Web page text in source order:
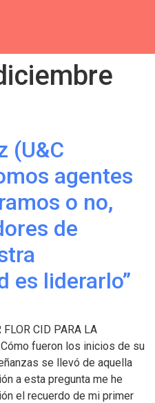
(U&C
agentes
o no,
de
es liderarlo”
FLOR CID PARA LA
fueron los inicios de su
se llevó de aquella
a esta pregunta me he
el recuerdo de mi primer